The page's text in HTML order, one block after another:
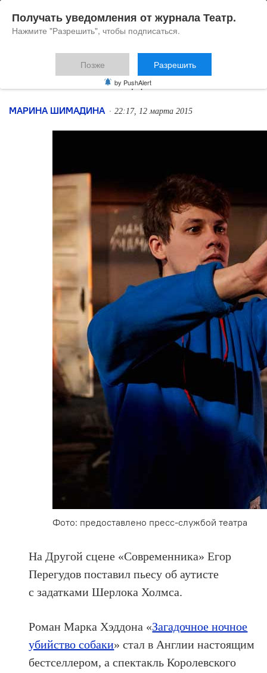
Твое собачье дело
МАРИНА ШИМАДИНА 22:17, 12 марта 2015
Фото: предоставлено пресс-службой театра
На Другой сцене «Современника» Егор
Перегудов поставил пьесу об аутисте
с задатками Шерлока Холмса.
Роман Марка Хэддона «Загадочное ночное
убийство собаки» стал в Англии настоящим
бестселлером, а спектакль Королевского
Получать уведомления от журнала Театр.
Нажмите "Разрешить", чтобы подписаться.
Позже Разрешить
by PushAlert